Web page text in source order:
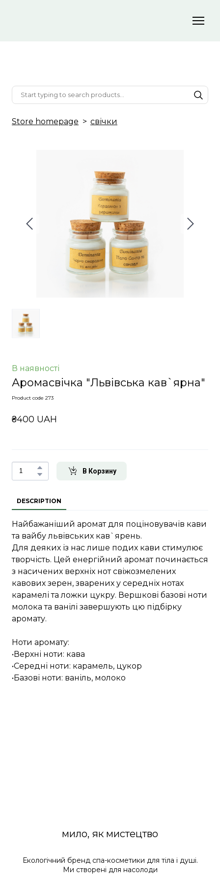
Store homepage свічки
В наявності
Аромасвічка "Львівська кав`ярна"
Product code 273
₴400 UAH
В Корзину
DESCRIPTION
Найбажаніший аромат для поціновувачів кави
та вайбу львівських кав`ярень.
Для деяких із нас лише подих кави стимулює
творчість. Цей енергійний аромат починається
з насичених верхніх нот свіжозмелених
кавових зерен, зварених у середніх нотах
карамелі та ложки цукру. Вершкові базові ноти
молока та ванілі завершують цю підбірку
аромату.
Ноти аромату:
•Верхні ноти: кава
•Середні ноти: карамель, цукор
•Базові ноти: ваніль, молоко
мило, як мистецтво
Екологічний бренд спа-косметики для тіла і душі.
Ми створені для насолоди